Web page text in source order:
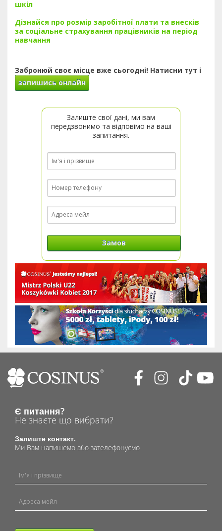
шкіл
Дізнайся про розмір заробітної плати та внесків
за соціальне страхування працівників на період
навчання
Забронюй своє місце вже сьогодні! Натисни тут і
запишись онлайн
Залиште свої дані, ми вам
передзвонимо та відповімо на ваші
запитання.
Замов
Є питання?
Не знаєте що вибрати?
Залиште контакт.
Ми Вам напишемо або зателефонуємо